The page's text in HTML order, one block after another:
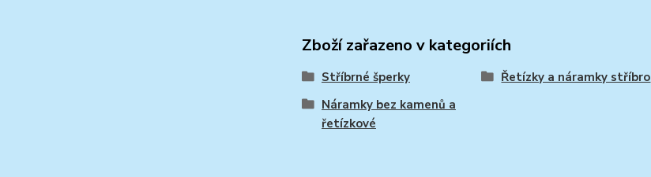
Zboží zařazeno v kategoriích
Stříbrné šperky Řetízky a náramky stříbro
Náramky bez kamenů a
řetízkové